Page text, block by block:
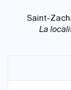
Saint-
La